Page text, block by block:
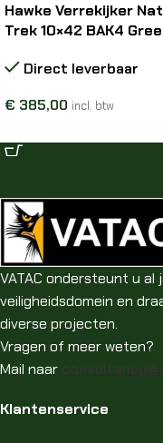
Hawke Verrekijker
Trek 10×42 BAK4
Direct leverbaar
€ 385,00 incl. btw
VATAC ondersteunt u
veiligheidsdomein en
diverse projecten.
Vragen of meer weten?
Mail naar
Klantenservice